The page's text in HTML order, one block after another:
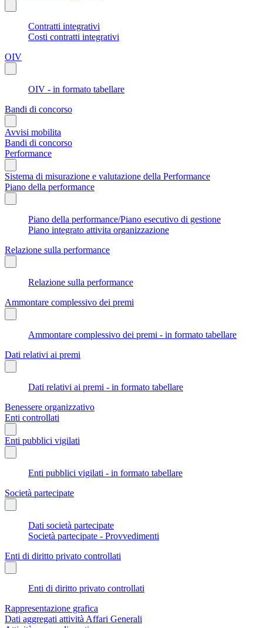
Contratti integrativi
Costi contratti integrativi
OIV
OIV - in formato tabellare
Bandi di concorso
Avvisi mobilita
Bandi di concorso
Performance
Sistema di misurazione e valutazione della Performance
Piano della performance
Piano della performance/Piano esecutivo di gestione
Piano integrato attivita organizzazione
Relazione sulla performance
Relazione sulla performance
Ammontare complessivo dei premi
Ammontare complessivo dei premi - in formato tabellare
Dati relativi ai premi
Dati relativi ai premi - in formato tabellare
Benessere organizzativo
Enti controllati
Enti pubblici vigilati
Enti pubblici vigilati - in formato tabellare
Società partecipate
Dati società partecipate
Società partecipate - Provvedimenti
Enti di diritto privato controllati
Enti di diritto privato controllati
Rappresentazione grafica
Dati aggregati attività Affari Generali